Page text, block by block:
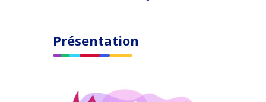
Présentation